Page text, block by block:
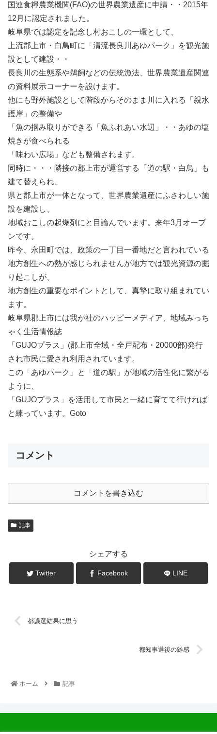
国連食糧農業機関(FAO)の世界農業遺産に申請・・2015年
12月に認定されました。
岐阜県では認定を記念し村おこしの一環として、
上流郡上市・白鳥町に「清流長良川あゆパーク」を観光施
設として建設・・
長良川の生態系や鵜飼などの伝統漁法、世界農業遺産関連
の資料展示コーナーを設けます。
他にも野外施設として階段からそのまま川に入れる「親水
護岸」の整備や
「魚の掴み取りができる「魚ふれあい水辺」・・あゆの塩
焼きが食べられる
「味わい広場」なども整備されます。
同時に・・・隣接の郡上市が運営する「道の駅・白鳥」も
建て替えられ、
県と郡上市が一体となって、世界農業遺産にふさわしい施
設を建設し、
地域おこしの起爆剤にと目論んでいます。来年3月オープ
ンです。
昨今、永田町では、政策の一丁目一番地だと言われている
地方創生への熱が感じられませんが地方では観光資源の掘
り起こしが、
地方創生の重要なポイントとして、真摯に取り組まれてい
ます。
岐阜県郡上市には我が社のハッピーメディア、地域みっち
ゃく生活情報誌
「GUJOプラス」(郡上市全域・全戸配布・20000部)発行
され市民に愛され利用されています。
この「あゆパーク」と「道の駅」が地域の活性化に繋がる
ように、
「GUJOプラス」を活用して市民と一緒に育てて行ければ
と練っています。Goto
コメント
コメントを書き込む
記事
シェアする
Twitter Facebook LINE
都議選結果に思う
都知事選後の雑感
ホーム 記事